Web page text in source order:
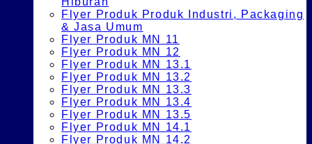
Flyer Produk Produk Industri, Packaging
& Jasa Umum
Flyer Produk MN 11
Flyer Produk MN 12
Flyer Produk MN 13.1
Flyer Produk MN 13.2
Flyer Produk MN 13.3
Flyer Produk MN 13.4
Flyer Produk MN 13.5
Flyer Produk MN 14.1
Flyer Produk MN 14.2